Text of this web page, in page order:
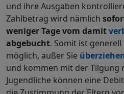
und ihre Ausgaben
Zahlbetrag wird nämlich
weniger Tage vom damit
abgebucht. Somit ist
möglich, außer Sie
und kommen mit der Tilgung
Jugendliche können eine